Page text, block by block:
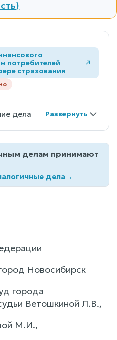
потребителей
страхования
дела
делам принимают
дела→
Новосибирск
города
Ветошкиной Л.В.,
М.И.,